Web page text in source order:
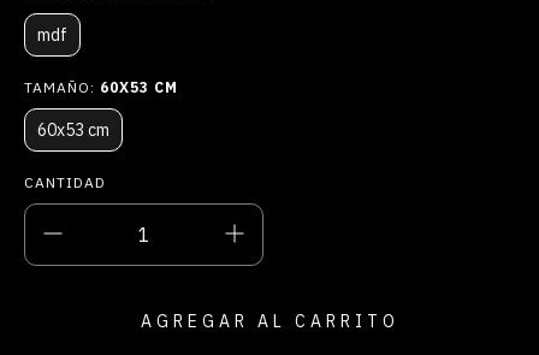
mdf
TAMAÑO: 60X53 CM
60x53 cm
CANTIDAD